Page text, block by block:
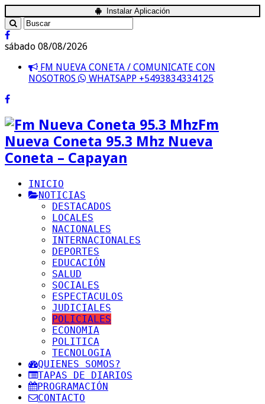
Instalar Aplicación
sábado 08/08/2026
FM NUEVA CONETA / COMUNICATE CON
NOSOTROS
WHATSAPP +5493834334125
Fm
Nueva Coneta 95.3 Mhz Nueva
Coneta – Capayan
INICIO
NOTICIAS
DESTACADOS
LOCALES
NACIONALES
INTERNACIONALES
DEPORTES
EDUCACIÓN
SALUD
SOCIALES
ESPECTACULOS
JUDICIALES
POLICIALES
ECONOMIA
POLITICA
TECNOLOGIA
QUIENES SOMOS?
TAPAS DE DIARIOS
PROGRAMACIÓN
CONTACTO